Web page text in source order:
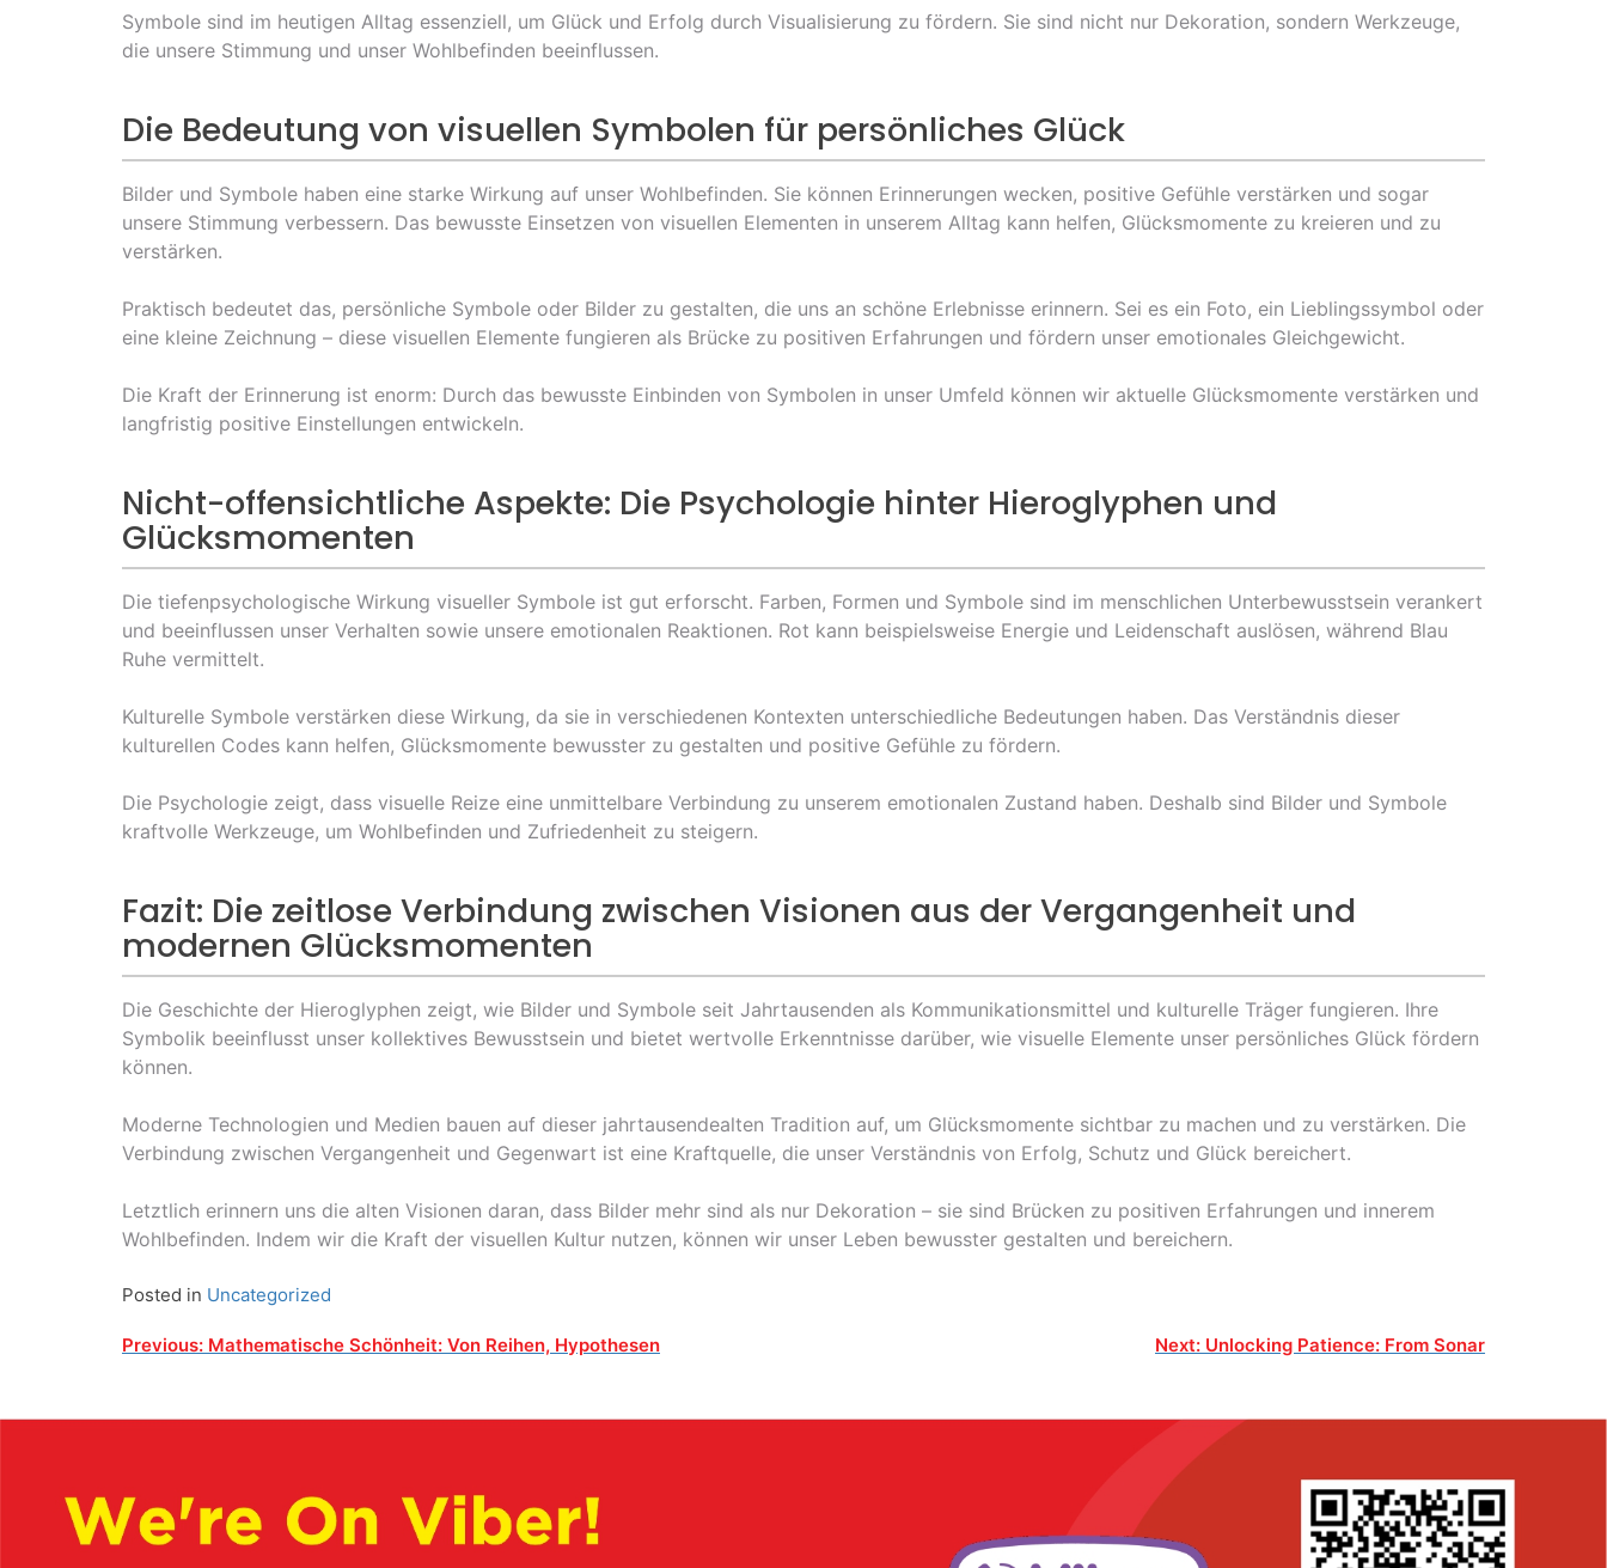
Symbole sind im heutigen Alltag essenziell, um Glück und Erfolg durch Visualisierung zu fördern. Sie sind nicht nur Dekoration, sondern Werkzeuge,
die unsere Stimmung und unser Wohlbefinden beeinflussen.
Die Bedeutung von visuellen Symbolen für persönliches Glück
Bilder und Symbole haben eine starke Wirkung auf unser Wohlbefinden. Sie können Erinnerungen wecken, positive Gefühle verstärken und sogar
unsere Stimmung verbessern. Das bewusste Einsetzen von visuellen Elementen in unserem Alltag kann helfen, Glücksmomente zu kreieren und zu
verstärken.
Praktisch bedeutet das, persönliche Symbole oder Bilder zu gestalten, die uns an schöne Erlebnisse erinnern. Sei es ein Foto, ein Lieblingssymbol oder
eine kleine Zeichnung – diese visuellen Elemente fungieren als Brücke zu positiven Erfahrungen und fördern unser emotionales Gleichgewicht.
Die Kraft der Erinnerung ist enorm: Durch das bewusste Einbinden von Symbolen in unser Umfeld können wir aktuelle Glücksmomente verstärken und
langfristig positive Einstellungen entwickeln.
Nicht-offensichtliche Aspekte: Die Psychologie hinter Hieroglyphen und
Glücksmomenten
Die tiefenpsychologische Wirkung visueller Symbole ist gut erforscht. Farben, Formen und Symbole sind im menschlichen Unterbewusstsein verankert
und beeinflussen unser Verhalten sowie unsere emotionalen Reaktionen. Rot kann beispielsweise Energie und Leidenschaft auslösen, während Blau
Ruhe vermittelt.
Kulturelle Symbole verstärken diese Wirkung, da sie in verschiedenen Kontexten unterschiedliche Bedeutungen haben. Das Verständnis dieser
kulturellen Codes kann helfen, Glücksmomente bewusster zu gestalten und positive Gefühle zu fördern.
Die Psychologie zeigt, dass visuelle Reize eine unmittelbare Verbindung zu unserem emotionalen Zustand haben. Deshalb sind Bilder und Symbole
kraftvolle Werkzeuge, um Wohlbefinden und Zufriedenheit zu steigern.
Fazit: Die zeitlose Verbindung zwischen Visionen aus der Vergangenheit und
modernen Glücksmomenten
Die Geschichte der Hieroglyphen zeigt, wie Bilder und Symbole seit Jahrtausenden als Kommunikationsmittel und kulturelle Träger fungieren. Ihre
Symbolik beeinflusst unser kollektives Bewusstsein und bietet wertvolle Erkenntnisse darüber, wie visuelle Elemente unser persönliches Glück fördern
können.
Moderne Technologien und Medien bauen auf dieser jahrtausendealten Tradition auf, um Glücksmomente sichtbar zu machen und zu verstärken. Die
Verbindung zwischen Vergangenheit und Gegenwart ist eine Kraftquelle, die unser Verständnis von Erfolg, Schutz und Glück bereichert.
Letztlich erinnern uns die alten Visionen daran, dass Bilder mehr sind als nur Dekoration – sie sind Brücken zu positiven Erfahrungen und innerem
Wohlbefinden. Indem wir die Kraft der visuellen Kultur nutzen, können wir unser Leben bewusster gestalten und bereichern.
Posted in Uncategorized
Post
Previous: Mathematische Schönheit: Von Reihen, Hypothesen Next: Unlocking Patience: From Sonar